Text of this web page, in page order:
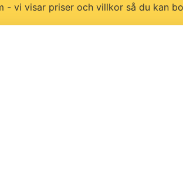
- vi visar priser och villkor så du kan